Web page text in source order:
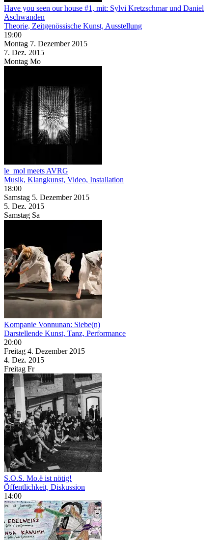
Have you seen our house #1, mit: Sylvi Kretzschmar und Daniel
Aschwanden
Theorie, Zeitgenössische Kunst, Ausstellung
19:00
Montag 7. Dezember 2015
7. Dez. 2015
Montag Mo
le_mol meets AVRG
Musik, Klangkunst, Video, Installation
18:00
Samstag 5. Dezember 2015
5. Dez. 2015
Samstag Sa
Kompanie Vonnunan: Siebe(n)
Darstellende Kunst, Tanz, Performance
20:00
Freitag 4. Dezember 2015
4. Dez. 2015
Freitag Fr
S.O.S. Mo.ë ist nötig!
Öffentlichkeit, Diskussion
14:00